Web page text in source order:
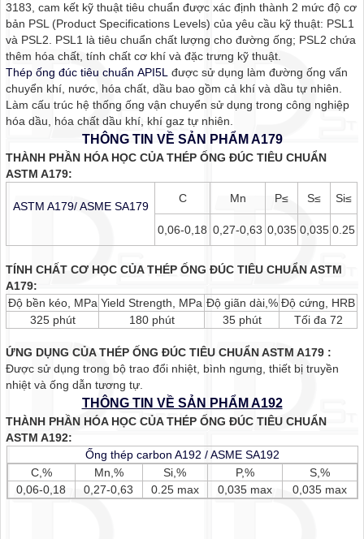
3183, cam kết kỹ thuật tiêu chuẩn được xác định thành 2 mức độ cơ
bản PSL (Product Specifications Levels) của yêu cầu kỹ thuật: PSL1
và PSL2. PSL1 là tiêu chuẩn chất lượng cho đường ống; PSL2 chứa
thêm hóa chất, tính chất cơ khí và đặc trưng kỹ thuật.
Thép ống đúc tiêu chuẩn API5L được sử dụng làm đường ống vấn
chuyển khí, nước, hóa chất, dầu bao gồm cả khí và dầu tự nhiên.
Làm cấu trúc hệ thống ống vận chuyển sử dụng trong công nghiệp
hóa dầu, hóa chất dầu khí, khí gaz tự nhiên.
THÔNG TIN VỀ SẢN PHẨM A179
THÀNH PHẦN HÓA HỌC CỦA THÉP ỐNG ĐÚC TIÊU CHUẨN
ASTM A179:
ASTM A179/ ASME SA179
C Mn P≤ S≤ Si≤
0,06-0,18 0,27-0,63 0,035 0,035 0.25
TÍNH CHẤT CƠ HỌC CỦA THÉP ỐNG ĐÚC TIÊU CHUẨN ASTM
A179:
Độ bền kéo, MPa Yield Strength, MPa Độ giãn dài,% Độ cứng, HRB
325 phút
180 phút 35 phút Tối đa 72
ỨNG DỤNG CỦA THÉP ỐNG ĐÚC TIÊU CHUẨN ASTM A179 :
Được sử dụng trong bộ trao đổi nhiệt, bình ngưng, thiết bị truyền
nhiệt và ống dẫn tương tự.
THÔNG TIN VỀ SẢN PHẨM A192
THÀNH PHẦN HÓA HỌC CỦA THÉP ỐNG ĐÚC TIÊU CHUẨN
ASTM A192:
Ống thép carbon A192 / ASME SA192
C,%
Mn,% Si,% P,%
S,%
0,06-0,18
0,27-0,63 0.25 max 0,035 max 0,035 max